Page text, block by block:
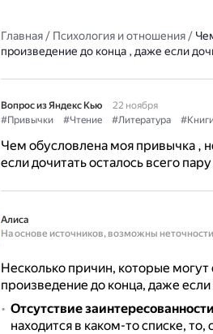
Главная/ Психология и отношения/
произведение до конца , даже если
Вопрос из Яндекс Кью
22 ноября
#Привычки
#Чтение #Литература
Чем обусловлена моя привычка ,
если дочитать осталось всего пару
Алиса
На основе источников, возможны неточности
Несколько причин, которые
произведение до конца, даже если
Отсутствие заинтересованности
находится в каком-то списке,